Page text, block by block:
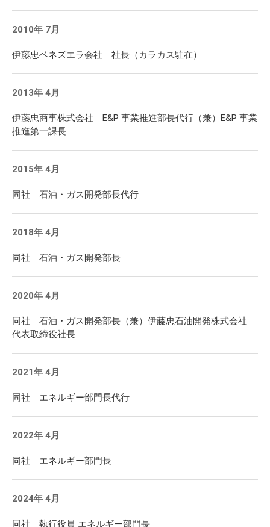
2010年 7月
伊藤忠ベネズエラ会社 社長（カラカス駐在）
2013年 4月
伊藤忠商事株式会社 E&P 事業推進部長代行（兼）E&P 事業
推進第一課長
2015年 4月
同社 石油・ガス開発部長代行
2018年 4月
同社 石油・ガス開発部長
2020年 4月
同社 石油・ガス開発部長（兼）伊藤忠石油開発株式会社
代表取締役社長
2021年 4月
同社 エネルギー部門長代行
2022年 4月
同社 エネルギー部門長
2024年 4月
同社 執行役員 エネルギー部門長